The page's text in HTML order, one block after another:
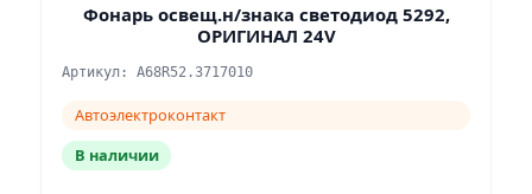
Фонарь освещ.н/знака светодиод 5292,
ОРИГИНАЛ 24V
Артикул: А68R52.3717010
Автоэлектроконтакт
В наличии